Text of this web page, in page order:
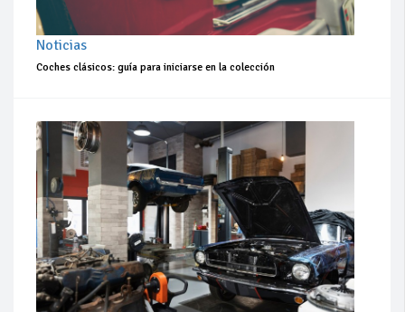
Noticias
Coches clásicos: guía para iniciarse en la colección